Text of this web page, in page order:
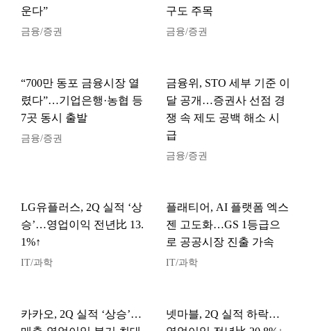
운다”
금융/증권
구도 주목
금융/증권
“700만 동포 금융시장 열
렸다”…기업은행·농협 등
7곳 동시 출발
금융/증권
금융위, STO 세부 기준 이
달 공개…증권사 선점 경
쟁 속 제도 공백 해소 시
급
금융/증권
LG유플러스, 2Q 실적 ‘상
승’…영업이익 전년比 13.
1%↑
IT/과학
플래티어, AI 플랫폼 엑스
젠 고도화…GS 1등급으
로 공공시장 진출 가속
IT/과학
카카오, 2Q 실적 ‘상승’…
넷마블, 2Q 실적 하락…